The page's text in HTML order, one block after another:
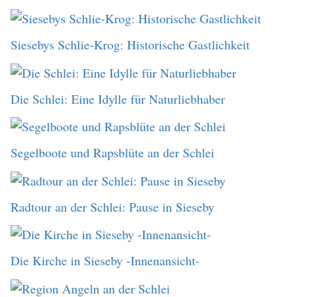
Siesebys Schlie-Krog: Historische Gastlichkeit
Die Schlei: Eine Idylle für Naturliebhaber
Segelboote und Rapsblüte an der Schlei
Radtour an der Schlei: Pause in Sieseby
Die Kirche in Sieseby -Innenansicht-